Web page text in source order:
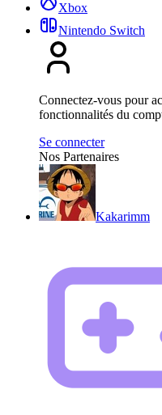
Xbox
Nintendo Switch
Connectez-vous pour
fonctionnalités du
Se connecter
Nos Partenaires
Kakarimm